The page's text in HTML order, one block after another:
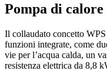
Pompa di
Il collaudato concetto
funzioni integrate, come
vie per l’acqua calda, un
resistenza elettrica da 8,8